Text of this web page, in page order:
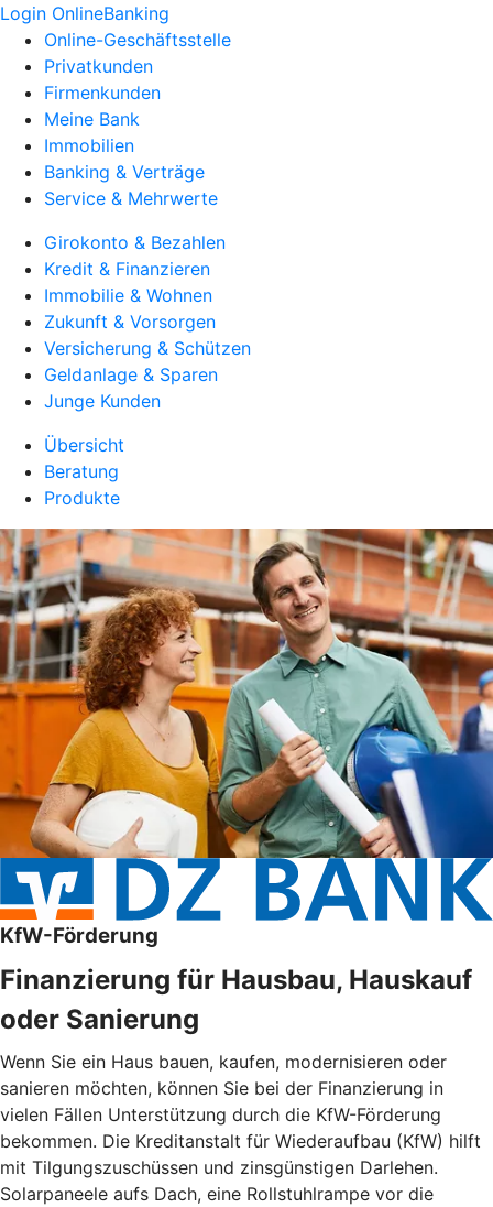
Login OnlineBanking
Online-Geschäftsstelle
Privatkunden
Firmenkunden
Meine Bank
Immobilien
Banking & Verträge
Service & Mehrwerte
Girokonto & Bezahlen
Kredit & Finanzieren
Immobilie & Wohnen
Zukunft & Vorsorgen
Versicherung & Schützen
Geldanlage & Sparen
Junge Kunden
Übersicht
Beratung
Produkte
KfW-Förderung
Finanzierung für Hausbau, Hauskauf
oder Sanierung
Wenn Sie ein Haus bauen, kaufen, modernisieren oder
sanieren möchten, können Sie bei der Finanzierung in
vielen Fällen Unterstützung durch die KfW-Förderung
bekommen. Die Kreditanstalt für Wiederaufbau (KfW) hilft
mit Tilgungszuschüssen und zinsgünstigen Darlehen.
Solarpaneele aufs Dach, eine Rollstuhlrampe vor die